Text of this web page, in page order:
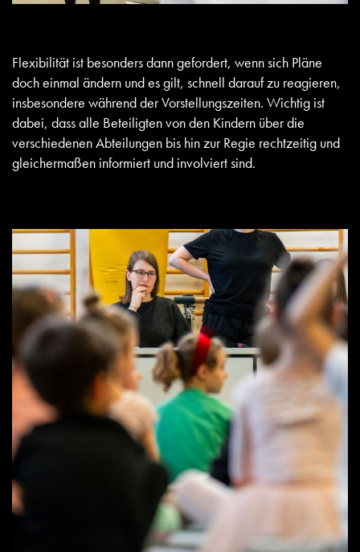
Flexibilität ist besonders dann gefordert, wenn sich Pläne
doch einmal ändern und es gilt, schnell darauf zu reagieren,
insbesondere während der Vorstellungszeiten. Wichtig ist
dabei, dass alle Beteiligten von den Kindern über die
verschiedenen Abteilungen bis hin zur Regie rechtzeitig und
gleichermaßen informiert und involviert sind.